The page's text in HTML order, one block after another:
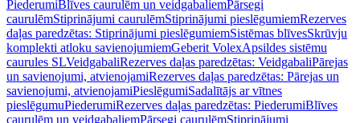
PiederumiBlīves caurulēm un veidgabaliemPārsegi
caurulēmStiprinājumi caurulēmStiprinājumi pieslēgumiemRezerves
daļas paredzētas: Stiprinājumi pieslēgumiemSistēmas blīvesSkrūvju
komplekti atloku savienojumiemGeberit VolexApsildes sistēmu
caurules SLVeidgabaliRezerves daļas paredzētas: VeidgabaliPārejas
un savienojumi, atvienojamiRezerves daļas paredzētas: Pārejas un
savienojumi, atvienojamiPieslēgumiSadalītājs ar vītnes
pieslēgumuPiederumiRezerves daļas paredzētas: PiederumiBlīves
caurulēm un veidgabaliemPārsegi caurulēmStiprinājumi